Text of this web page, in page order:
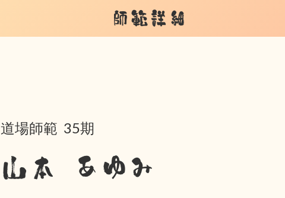
師範詳細
道場師範 35期
山本 あゆみ